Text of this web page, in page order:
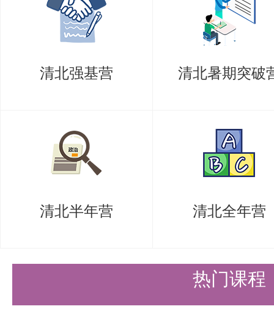
报名时间：即日起至2025年6月
https://
歌浏览器），进入【网上报名】
之前提交问卷：
https://
2、材料提交
① 电子版材料：
推荐信外，其他所有材料按照顺
清北强基营 清北暑期突破
清北半年营 清北全年营
热门课程